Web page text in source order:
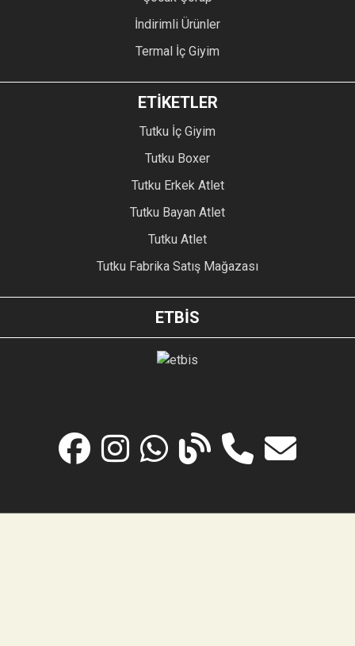
İndirimli Ürünler
Termal İç Giyim
ETİKETLER
Tutku İç Giyim
Tutku Boxer
Tutku Erkek Atlet
Tutku Bayan Atlet
Tutku Atlet
Tutku Fabrika Satış Mağazası
ETBİS